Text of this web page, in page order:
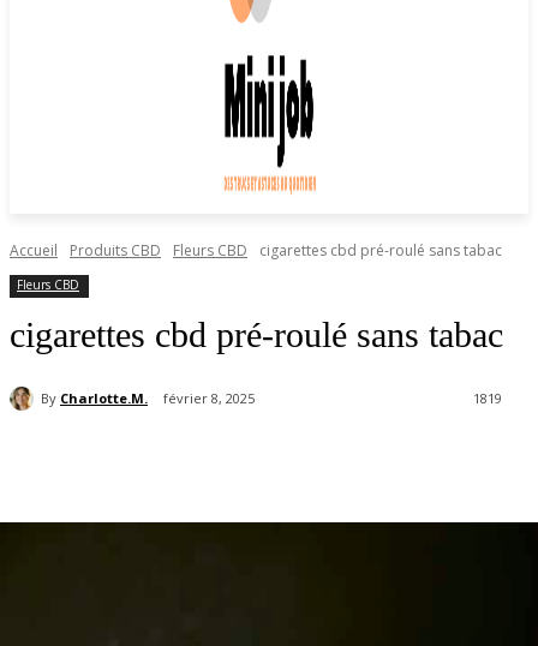
Accueil Produits CBD Fleurs CBD cigarettes cbd pré-roulé sans tabac
Fleurs CBD
cigarettes cbd pré-roulé sans tabac
By Charlotte.M. février 8, 2025 1819